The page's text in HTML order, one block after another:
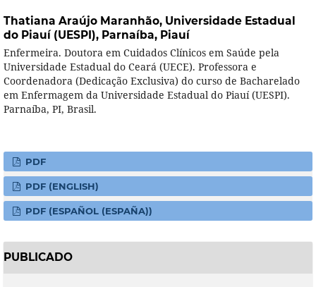
Thatiana Araújo Maranhão, Universidade Estadual
do Piauí (UESPI), Parnaíba, Piauí
Enfermeira. Doutora em Cuidados Clínicos em Saúde pela
Universidade Estadual do Ceará (UECE). Professora e
Coordenadora (Dedicação Exclusiva) do curso de Bacharelado
em Enfermagem da Universidade Estadual do Piauí (UESPI).
Parnaíba, PI, Brasil.
PDF
PDF (ENGLISH)
PDF (ESPAÑOL (ESPAÑA))
PUBLICADO